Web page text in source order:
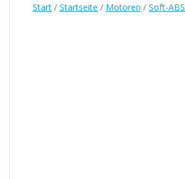
Start / Startseite / Motoren / Soft-ABS